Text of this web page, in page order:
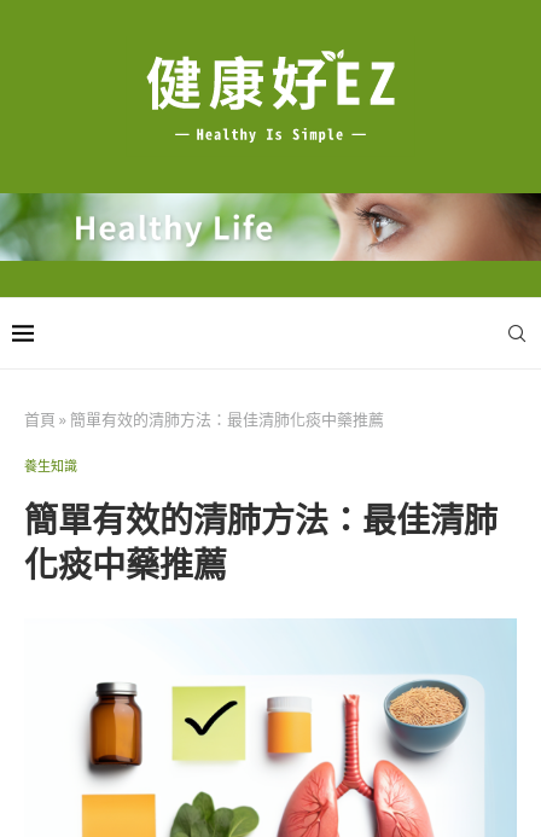
首頁 » 簡單有效的清肺方法：最佳清肺化痰中藥推薦
養生知識
簡單有效的清肺方法：最佳清肺
化痰中藥推薦